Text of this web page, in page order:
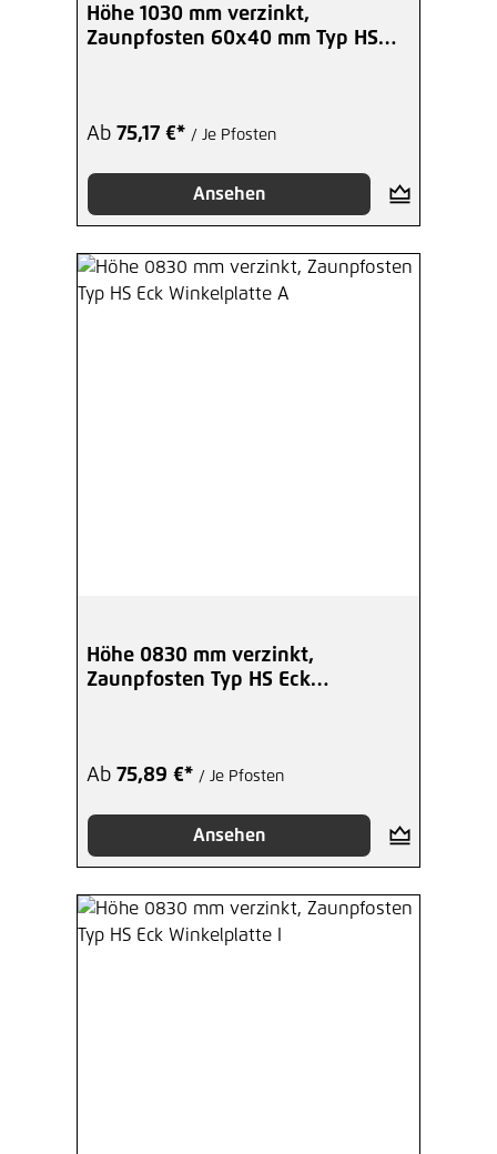
Höhe 1030 mm verzinkt,
Zaunpfosten 60x40 mm Typ HS
Ab 75,17 €* / Je Pfosten
Ansehen
Höhe 0830 mm verzinkt,
Zaunpfosten Typ HS Eck
Ab 75,89 €* / Je Pfosten
Ansehen